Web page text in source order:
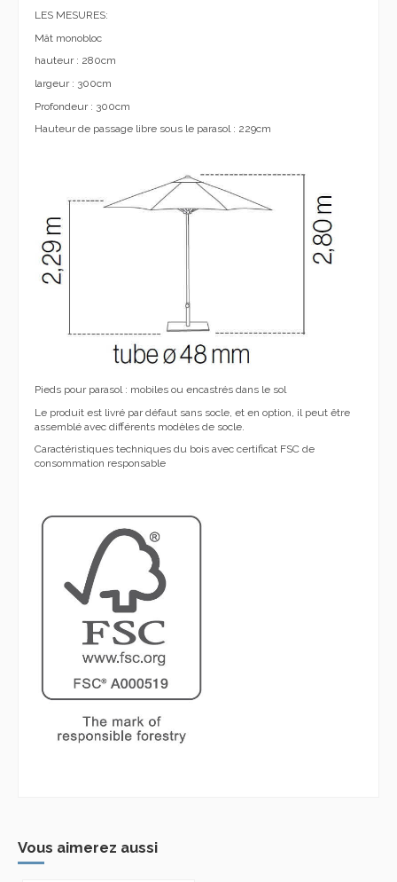
LES MESURES:
Mât monobloc
hauteur : 280cm
largeur : 300cm
Profondeur : 300cm
Hauteur de passage libre sous le parasol : 229cm
Pieds pour parasol : mobiles ou encastrés dans le sol
Le produit est livré par défaut sans socle, et en option, il peut être
assemblé avec différents modèles de socle.
Caractéristiques techniques du bois avec certificat FSC de
consommation responsable
Vous aimerez aussi